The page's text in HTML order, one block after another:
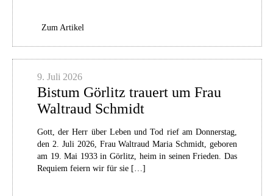
Zum Artikel
9. Juli 2026
Bistum Görlitz trauert um Frau
Waltraud Schmidt
Gott, der Herr über Leben und Tod rief am Donnerstag,
den 2. Juli 2026, Frau Waltraud Maria Schmidt, geboren
am 19. Mai 1933 in Görlitz, heim in seinen Frieden. Das
Requiem feiern wir für sie […]